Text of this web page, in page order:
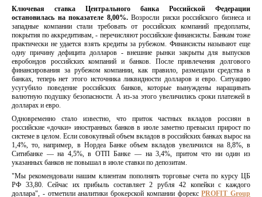
Ключевая ставка Центрального банка Российской Федерации
остановилась на показателе 8,00%.Возросли риски российского бизнеса и
западные компании стали требовать от российских компаний предоплаты,
покрытия по аккредитивам, - перечисляют российские финансисты. Банкам тоже
практически не удается взять кредиты за рубежом. Финансисты называют еще
одну причину дефицита долларов - внешние рынки закрыты для выпусков
евробондов российских компаний и банков. После привлечения долгового
финансирования за рубежом компании, как правило, размещали средства в
банках, теперь нет этого источника ликвидности долларов и евро. Ситуацию
усугубило поведение российских банков, которые вынуждены наращивать
валютную подушку безопасности. А из-за этого увеличились сроки платежей в
долларах и евро.
Одновременно стало известно, что приток частных вкладов россиян в
российские «дочки» иностранных банков в июле заметно превысил прирост по
системе в целом. Если совокупный объем вкладов в российских банках вырос на
1,4%, то, например, в Нордеа Банке объем вкладов увеличился на 8,8%, в
Ситибанке — на 4,5%, в ОТП Банке — на 3,4%, притом что ни один из
указанных банков не повышал в июле ставки по депозитам.
"Мы рекомендовали нашим клиентам пополнять торговые счета по курсу ЦБ
РФ 33,80. Сейчас их прибыль составляет 2 рубля 42 копейки с каждого
доллара", - отметили аналитики брокерской компании форексPROFIT Group